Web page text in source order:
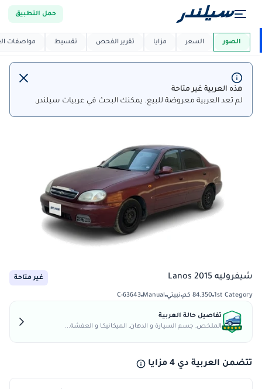
حمل التطبيق
العربية دي ماركت
هذه العربية غير متاحة
لم تعد العربية معروضة للبيع. يمكنك البحث في عربيات سيلندر.
شيفروليه Lanos 2015 غير متاحة
1st Category 84,350 كم نبيتي Manual
C-63643
تفاصيل حالة العربية
الملخص, جسم السيارة و الدهان, الميكانيكا و العفشة...
تتضمن العربية دي 4 مزايا
الصور السعر مزايا تقرير الفحص تقسيط مواصفات